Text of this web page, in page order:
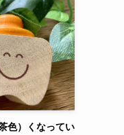
色）くなってい